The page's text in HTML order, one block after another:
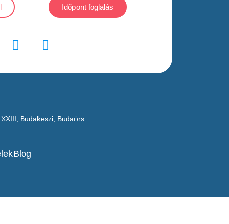
Időpont foglalás
XXIII Budakeszi Budaörs
Blog